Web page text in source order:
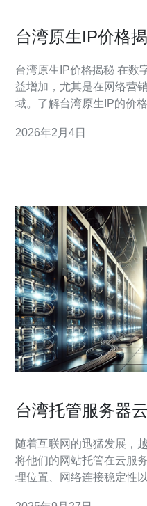
台湾原生IP价格
台湾原生IP价格揭秘 在数
益增加，尤其是在网络营
域。了解台湾原生IP的价
下面是您在购买前必须了解的三
2026年2月4日
台湾托管服务器
随着互联网的迅猛发展，
将他们的网站托管在云服
理位置、网络连接稳定性